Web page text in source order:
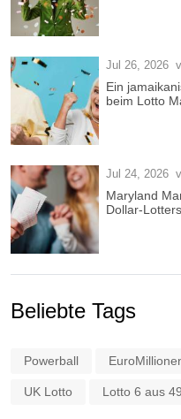
Jul 26, 2026
Ein
beim Lotto
Jul 24, 2026
Maryland
Dollar-
Beliebte Tags
Powerball
UK Lotto Lotto 6 aus 49